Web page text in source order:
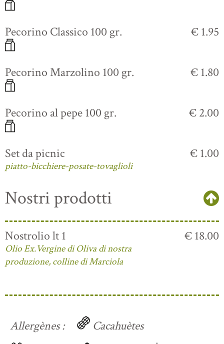
Pecorino Classico 100 gr. € 1.95
Pecorino Marzolino 100 gr. € 1.80
Pecorino al pepe 100 gr. € 2.00
Set da picnic
piatto-bicchiere-posate-tovaglioli
€ 1.00
Nostri prodotti
Nostrolio lt 1
Olio Ex.Vergine di Oliva di nostra
produzione, colline di Marciola
€ 18.00
Allergènes : Cacahuètes